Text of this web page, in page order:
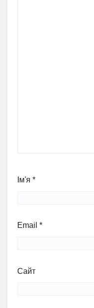
Ім'я *
Email *
Сайт